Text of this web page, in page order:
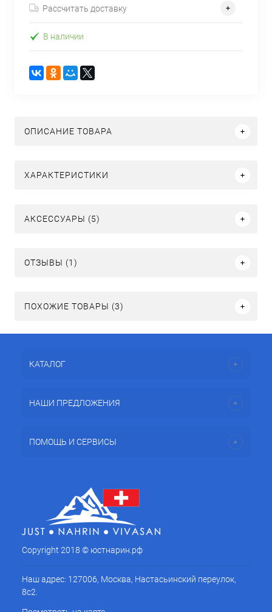
Рассчитать доставку
В наличии
ОПИСАНИЕ ТОВАРА
ХАРАКТЕРИСТИКИ
АКСЕССУАРЫ (5)
ОТЗЫВЫ (1)
ПОХОЖИЕ ТОВАРЫ (3)
КАТАЛОГ
НАШИ ПРЕДЛОЖЕНИЯ
ПОМОЩЬ И СЕРВИСЫ
Copyright 2018 © юстнарин.рф
Наш адрес: 127006, Москва, Настасьинский переулок,
8с2.